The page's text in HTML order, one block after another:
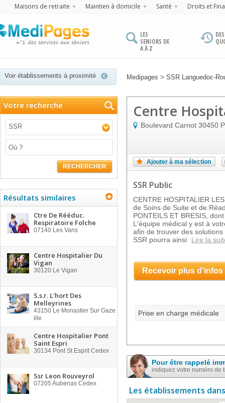
Maisons de retraite Maintien à domicile Santé Droits et
LES
SENIORS DE
A À Z
Voir établissements à proximité Medipages > SSR Languedoc-
Votre recherche
SSR
RECHERCHER
Résultats similaires
Ctre De Rééduc.
Respiratoire Folche
07140 Les Vans
Centre Hospitalier Du
Vigan
30120 Le Vigan
S.s.r. L'hort Des
Melleyrines
43150 Le Monastier Sur Gaze
ille
Centre Hospitalier Pont
Saint Espri
30134 Pont St Esprit Cedex
Ssr Leon Rouveyrol
07205 Aubenas Cedex
Centre
Boulevard Carnot 30450
Ajouter à ma sélection
SSR Public
CENTRE HOSPITALIER
de Soins de Suite et de
PONTEILS ET BRESIS,
L'équipe médical y est à
afin de trouver des
SSR pourra ainsi
Lire la
Recevoir plus d'infos
Prise en charge médicale
Pour être rappelé
indiquez votre numéro de
Les établissements